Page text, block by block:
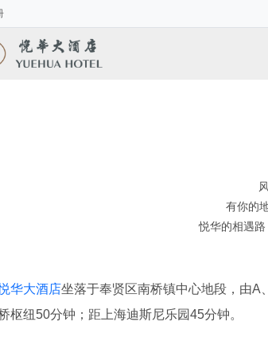
有你的
悦华的相遇
华大酒店坐落于奉贤区南桥镇中心地段，由A
枢纽50分钟；距上海迪斯尼乐园45分钟。